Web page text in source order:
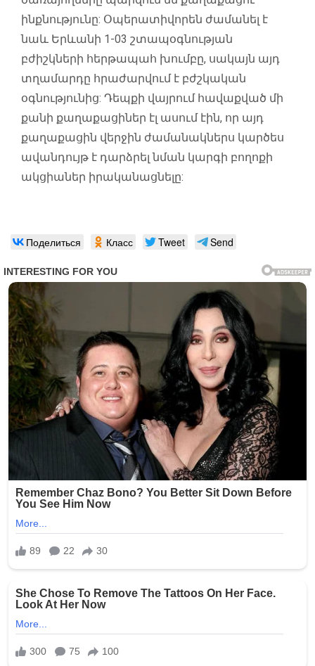
ինքնությունը: Օպերատիվորեն ժամանել է
նաև Երևանի 1-03 շտապօգնության
բժիշկների հերթապահ խումբը, սակայն այդ
տղամարդը հրաժարվում է բժշկական
օգնությունից: Դեպքի վայրում հավաքված մի
քանի քաղաքացիներ էլ ասում էին, որ այդ
քաղաքացին վերջին ժամանակներս կարծես
ավանդույթ է դարձրել նման կարգի բողոքի
ակցիաներ իրականացնելը:
Поделиться Класс Tweet Send